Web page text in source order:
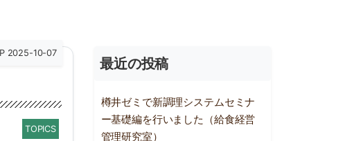
2025-10-07
TOPICS
最近の投稿
樽井ゼミで新調理システムセミナ
ー基礎編を行いました（給食経営
管理研究室）